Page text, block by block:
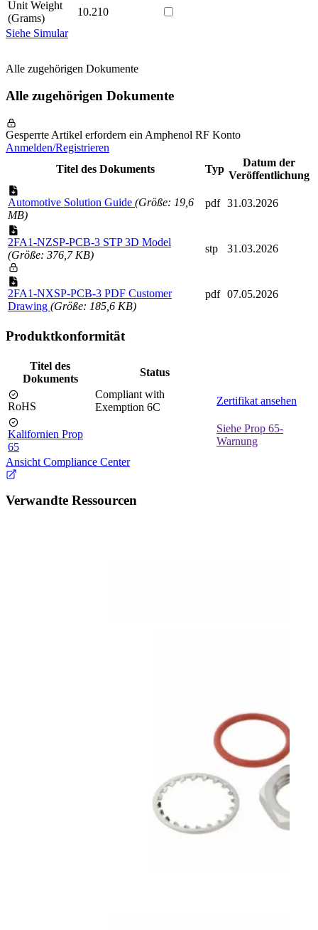
Unit Weight
(Grams)
10.210
Siehe Simular
Alle zugehörigen Dokumente
Alle zugehörigen Dokumente
Gesperrte Artikel erfordern ein Amphenol RF Konto
Anmelden/Registrieren
Titel des Dokuments
Typ
Datum der
Veröffentlichung
Automotive Solution Guide (Größe: 19,6
MB)
pdf 31.03.2026
2FA1-NZSP-PCB-3 STP 3D Model
(Größe: 376,7 KB)
stp 31.03.2026
2FA1-NXSP-PCB-3 PDF Customer
Drawing (Größe: 185,6 KB)
pdf 07.05.2026
Produktkonformität
Titel des
Dokuments
Status
RoHS
Compliant with
Exemption 6C
Zertifikat ansehen
Kalifornien Prop
65
Siehe Prop 65-
Warnung
Ansicht Compliance Center
Verwandte Ressourcen